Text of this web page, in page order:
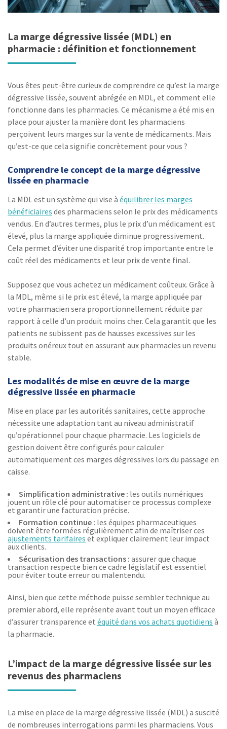
La marge dégressive lissée (MDL) en
pharmacie : définition et fonctionnement
Vous êtes peut-être curieux de comprendre ce qu’est la marge
dégressive lissée, souvent abrégée en MDL, et comment elle
fonctionne dans les pharmacies. Ce mécanisme a été mis en
place pour ajuster la manière dont les pharmaciens
perçoivent leurs marges sur la vente de médicaments. Mais
qu’est-ce que cela signifie concrètement pour vous ?
Comprendre le concept de la marge dégressive
lissée en pharmacie
La MDL est un système qui vise à équilibrer les marges
bénéficiaires des pharmaciens selon le prix des médicaments
vendus. En d’autres termes, plus le prix d’un médicament est
élevé, plus la marge appliquée diminue progressivement.
Cela permet d’éviter une disparité trop importante entre le
coût réel des médicaments et leur prix de vente final.
Supposez que vous achetez un médicament coûteux. Grâce à
la MDL, même si le prix est élevé, la marge appliquée par
votre pharmacien sera proportionnellement réduite par
rapport à celle d’un produit moins cher. Cela garantit que les
patients ne subissent pas de hausses excessives sur les
produits onéreux tout en assurant aux pharmacies un revenu
stable.
Les modalités de mise en œuvre de la marge
dégressive lissée en pharmacie
Mise en place par les autorités sanitaires, cette approche
nécessite une adaptation tant au niveau administratif
qu’opérationnel pour chaque pharmacie. Les logiciels de
gestion doivent être configurés pour calculer
automatiquement ces marges dégressives lors du passage en
caisse.
Simplification administrative : les outils numériques
jouent un rôle clé pour automatiser ce processus complexe
et garantir une facturation précise.
Formation continue : les équipes pharmaceutiques
doivent être formées régulièrement afin de maîtriser ces
ajustements tarifaires et expliquer clairement leur impact
aux clients.
Sécurisation des transactions : assurer que chaque
transaction respecte bien ce cadre législatif est essentiel
pour éviter toute erreur ou malentendu.
Ainsi, bien que cette méthode puisse sembler technique au
premier abord, elle représente avant tout un moyen efficace
d’assurer transparence et équité dans vos achats quotidiens à
la pharmacie.
L’impact de la marge dégressive lissée sur les
revenus des pharmaciens
La mise en place de la marge dégressive lissée (MDL) a suscité
de nombreuses interrogations parmi les pharmaciens. Vous